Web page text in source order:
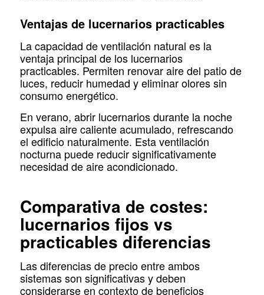
Ventajas de lucernarios practicables
La capacidad de ventilación natural es la
ventaja principal de los lucernarios
practicables. Permiten renovar aire del patio de
luces, reducir humedad y eliminar olores sin
consumo energético.
En verano, abrir lucernarios durante la noche
expulsa aire caliente acumulado, refrescando
el edificio naturalmente. Esta ventilación
nocturna puede reducir significativamente
necesidad de aire acondicionado.
Comparativa de costes:
lucernarios fijos vs
practicables diferencias
Las diferencias de precio entre ambos
sistemas son significativas y deben
considerarse en contexto de beneficios